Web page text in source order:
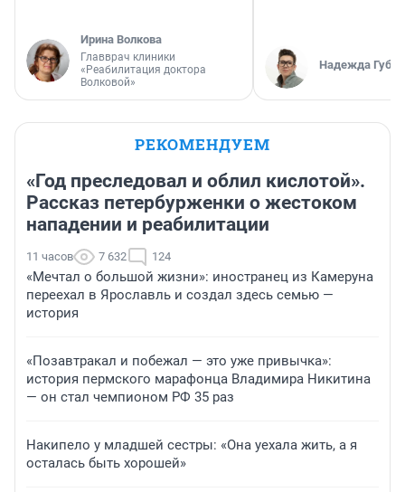
Ирина Волкова
Главврач клиники
«Реабилитация доктора
Волковой»
Надежда
РЕКОМЕНДУЕМ
«Год преследовал и облил кислотой».
Рассказ петербурженки о жестоком
нападении и реабилитации
11 часов 7 632 124
«Мечтал о большой жизни»: иностранец из Камеруна
переехал в Ярославль и создал здесь семью —
история
«Позавтракал и побежал — это уже привычка»:
история пермского марафонца Владимира Никитина
— он стал чемпионом РФ 35 раз
Накипело у младшей сестры: «Она уехала жить, а я
осталась быть хорошей»